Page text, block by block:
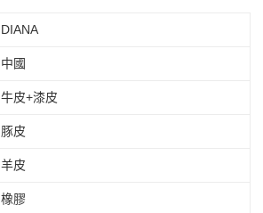
DIANA
中國
牛皮+漆皮
豚皮
羊皮
橡膠